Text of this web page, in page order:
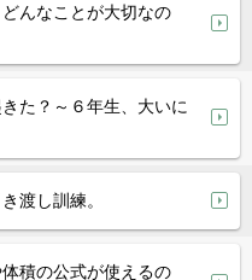
んなことが大切なの
た？～６年生、大いに
渡し訓練。
積の公式が使えるの